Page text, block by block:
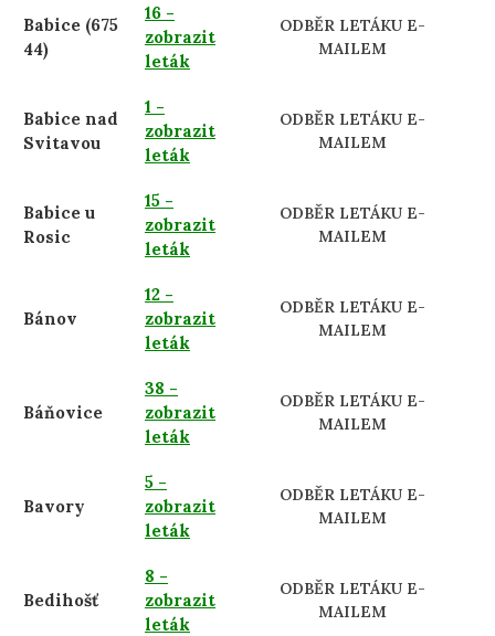
Babice (675
44)
16 -
zobrazit
leták
ODBĚR LETÁKU E-
MAILEM
Babice nad
Svitavou
1 -
zobrazit
leták
ODBĚR LETÁKU E-
MAILEM
Babice u
Rosic
15 -
zobrazit
leták
ODBĚR LETÁKU E-
MAILEM
Bánov
12 -
zobrazit
leták
ODBĚR LETÁKU E-
MAILEM
Báňovice
38 -
zobrazit
leták
ODBĚR LETÁKU E-
MAILEM
Bavory
5 -
zobrazit
leták
ODBĚR LETÁKU E-
MAILEM
Bedihošť
8 -
zobrazit
leták
ODBĚR LETÁKU E-
MAILEM